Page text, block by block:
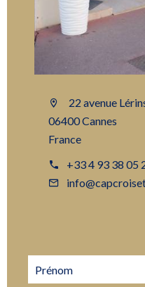
22 avenue
06400 Cannes
France
+33 4 93 38 05